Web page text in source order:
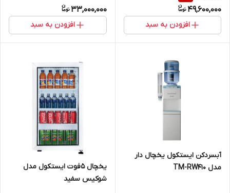
49,600,000
افزودن به سبد
33,000,000
افزودن به سبد
آبسردکن ایستکول یخچال دار
مدل TM-RW410
یخچال 5فوت ایستکول مدل
شوکیس سفید